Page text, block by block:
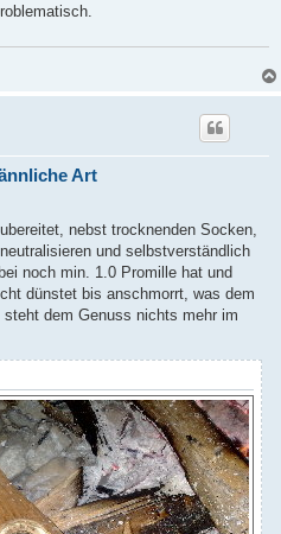
Art
nebst trocknenden Socken,
und selbstverständlich
noch min. 1.0 Promille hat und
dünstet bis anschmorrt, was dem
dem Genuss nichts mehr im